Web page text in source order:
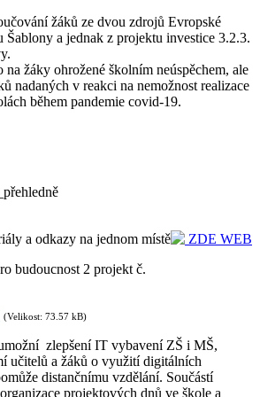
žáků ze dvou zdrojů Evropské
Šablony a jednak z projektu investice 3.2.3.
na žáky ohrožené školním neúspěchem, ale
nadaných v reakci na nemožnost realizace
během pandemie covid-19.
a odkazy na jednom místě
ZDE WEB
budoucnost 2 projekt č.
(Velikost: 73.57 kB)
zlepšení IT vybavení ZŠ i MŠ,
učitelů a žáků o využití digitálních
distančnímu vzdělání. Součástí
projektových dnů ve škole a